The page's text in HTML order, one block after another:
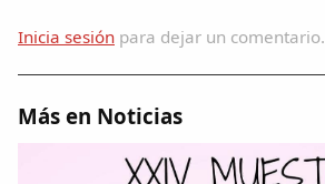
Periódico Alconétar
Idiosincrasia
Inicia sesión para dejar un comentario.
Más en Noticias